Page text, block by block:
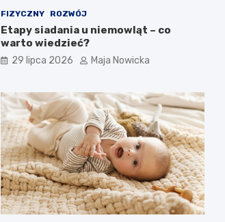
FIZYCZNY ROZWÓJ
Etapy siadania u niemowląt – co
warto wiedzieć?
29 lipca 2026 Maja Nowicka